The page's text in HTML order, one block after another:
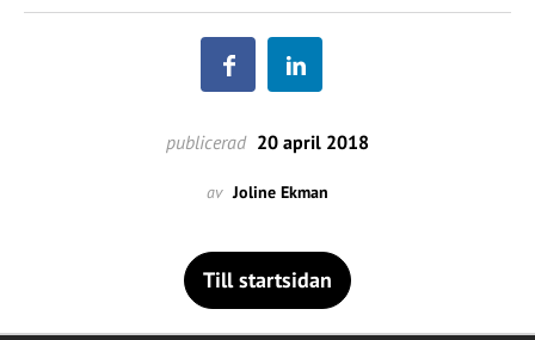
publicerad 20 april 2018
av Joline Ekman
Till startsidan